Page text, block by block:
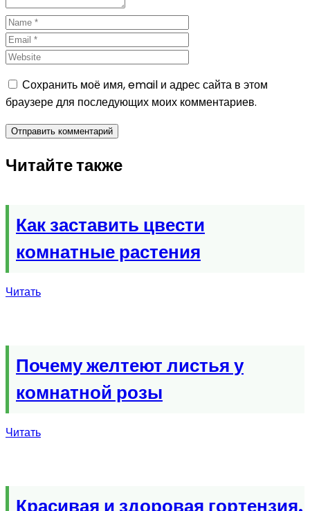
Сохранить моё имя, email и адрес сайта в этом
браузере для последующих моих комментариев.
Читайте также
Как заставить цвести
комнатные растения
Читать
Почему желтеют листья у
комнатной розы
Читать
Красивая и здоровая гортензия.